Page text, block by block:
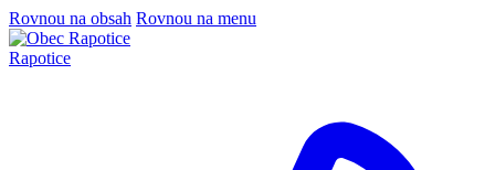
Rovnou na obsah Rovnou na menu
Rapotice